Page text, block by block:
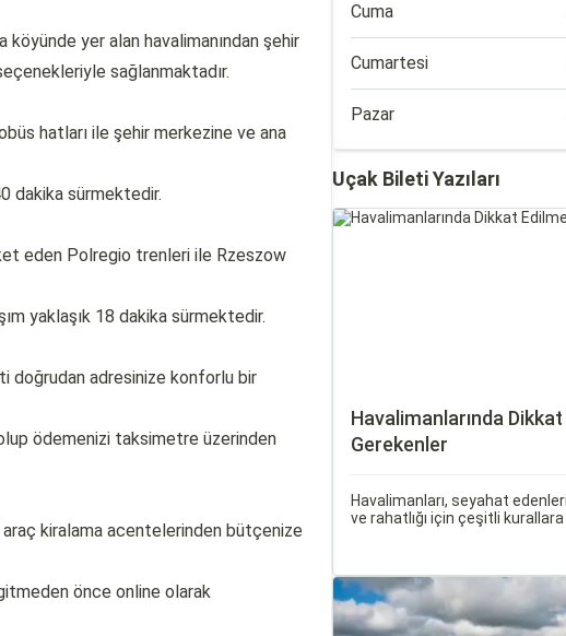
yer alan havalimanından şehir
sağlanmaktadır.
hatları ile şehir merkezine ve ana
dakika sürmektedir.
eden Polregio trenleri ile Rzeszow
yaklaşık 18 dakika sürmektedir.
doğrudan adresinize konforlu bir
ödemenizi taksimetre üzerinden
araç kiralama acentelerinden bütçenize
önce online olarak
Cuma
Cumartesi
Pazar
Uçak Bileti Yazıları
Havalimanlarında
Gerekenler
Havalimanları, seyahat
ve rahatlığı için çeşitli kurallara
bekleme süreleri hakkında
detaylı bir şekilde ele alacağız.